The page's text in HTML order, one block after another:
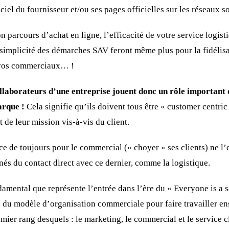
du fournisseur et/ou ses pages officielles sur les réseaux
parcours d’achat en ligne, l’efficacité de votre service
des démarches SAV feront même plus pour la
commerciaux… !
d’une entreprise jouent donc un rôle important
! Cela signifie qu’ils doivent tous être « customer
de leur mission vis-à-vis du client.
de toujours pour le commercial (« choyer » ses clients) ne
du contact direct avec ce dernier, comme la logistique.
que représente l’entrée dans l’ère du « Everyone is a
modèle d’organisation commerciale pour faire travailler
rang desquels : le marketing, le commercial et le service